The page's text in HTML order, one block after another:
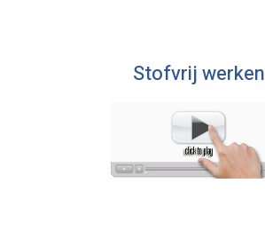
Stofvrij werken